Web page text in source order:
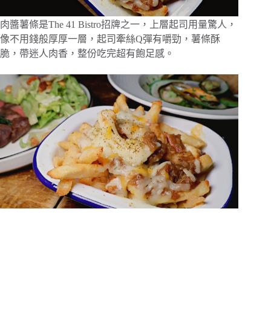
肉醬薯條是The 41 Bistro招牌之一，上層起司用量驚人，
像不用錢般厚厚一層，起司牽絲Q彈有嚼勁，薯條酥
脆，帶迷人肉香，整份吃完超有飽足感。